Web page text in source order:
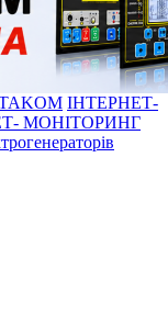
ІНТЕРНЕТ-
МОНІТОРИНГ